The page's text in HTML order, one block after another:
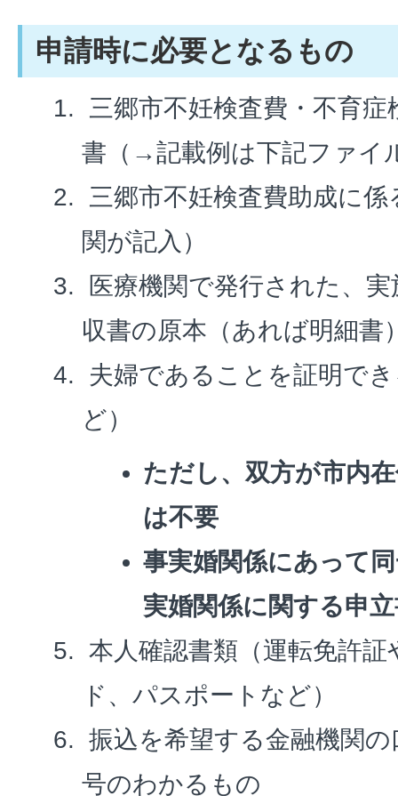
申請時に必要となるもの
三郷市不妊検査費・不育
書（→記載例は下記ファイ
三郷市不妊検査費助成に
関が記入）
医療機関で発行された、
収書の原本（あれば明細書
夫婦であることを証明で
ど）
ただし、双方が市内
は不要
事実婚関係にあって
実婚関係に関する申
本人確認書類（運転免許
ド、パスポートなど）
振込を希望する金融機関
号のわかるもの